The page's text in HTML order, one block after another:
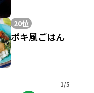
20位
ポキ風ごはん
1/5